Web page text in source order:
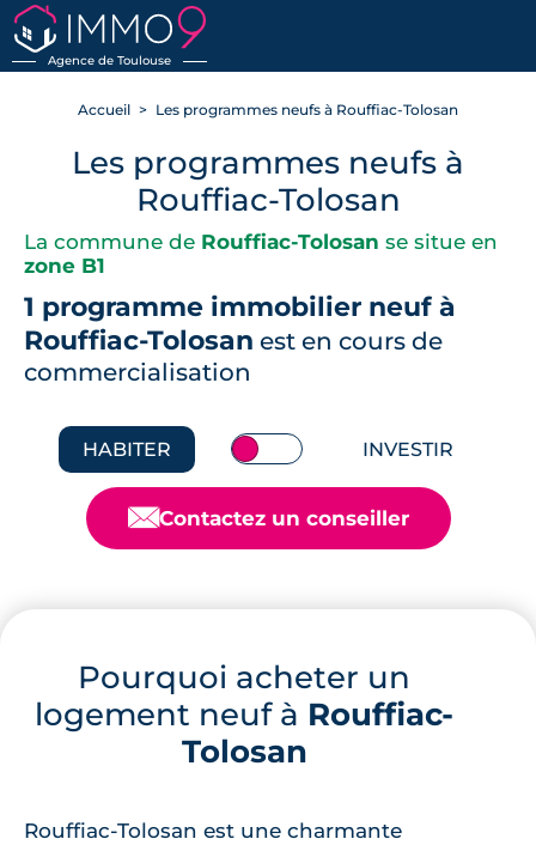
Agence de Toulouse
RETOUR
Accueil Les programmes neufs à Rouffiac-Tolosan
Les programmes neufs à
Rouffiac-Tolosan
La commune de Rouffiac-Tolosan se situe en
zone B1
1 programme immobilier neuf à
Rouffiac-Tolosan est en cours de
commercialisation
HABITER INVESTIR
📧Contactez un conseiller
Pourquoi acheter un
logement neuf à Rouffiac-
Tolosan
Rouffiac-Tolosan est une charmante